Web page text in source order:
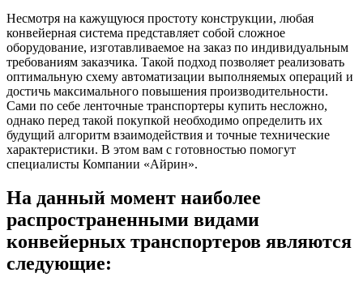
Несмотря на кажущуюся простоту конструкции, любая
конвейерная система представляет собой сложное
оборудование, изготавливаемое на заказ по индивидуальным
требованиям заказчика. Такой подход позволяет реализовать
оптимальную схему автоматизации выполняемых операций и
достичь максимального повышения производительности.
Сами по себе ленточные транспортеры купить несложно,
однако перед такой покупкой необходимо определить их
будущий алгоритм взаимодействия и точные технические
характеристики. В этом вам с готовностью помогут
специалисты Компании «Айрин».
На данный момент наиболее
распространенными видами
конвейерных транспортеров являются
следующие: